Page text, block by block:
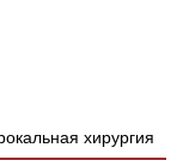
хирургия